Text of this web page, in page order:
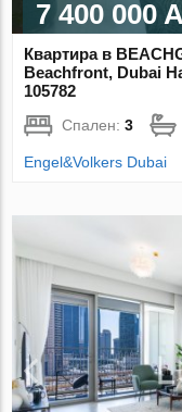
7 400 000
Квартира в
Beachfront, Dubai
105782
Спален:3
Engel&Volkers Dubai